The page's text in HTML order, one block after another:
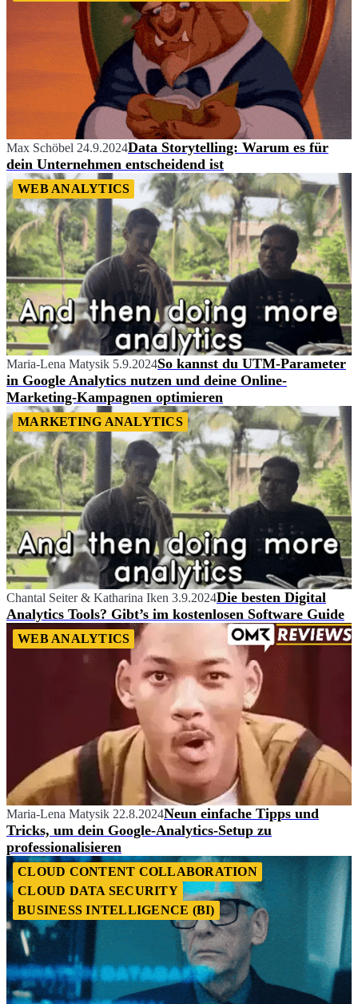
Max Schöbel 24.9.2024Data Storytelling: Warum es für
dein Unternehmen entscheidend ist
WEB ANALYTICS
Maria-Lena Matysik 5.9.2024So kannst du UTM-Parameter
in Google Analytics nutzen und deine Online-
Marketing-Kampagnen optimieren
MARKETING ANALYTICS
Chantal Seiter& Katharina Iken 3.9.2024Die besten Digital
Analytics Tools? Gibt’s im kostenlosen Software Guide
WEB ANALYTICS
Maria-Lena Matysik 22.8.2024Neun einfache Tipps und
Tricks, um dein Google-Analytics-Setup zu
professionalisieren
CLOUD CONTENT COLLABORATION
CLOUD DATA SECURITY
BUSINESS INTELLIGENCE (BI)